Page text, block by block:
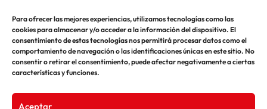
Para ofrecer las mejores experiencias, utilizamos tecnologías como las
cookies para almacenar y/o acceder a la información del dispositivo. El
consentimiento de estas tecnologías nos permitirá procesar datos como el
comportamiento de navegación o las identificaciones únicas en este sitio. No
consentir o retirar el consentimiento, puede afectar negativamente a ciertas
características y funciones.
Aceptar
2012 y rápidamente se consolidó como una de…
Paginación
de entradas